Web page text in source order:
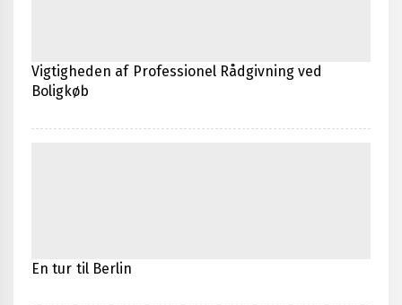
Vigtigheden af Professionel Rådgivning ved
Boligkøb
En tur til Berlin